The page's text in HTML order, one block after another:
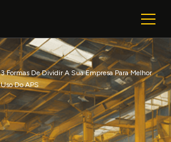
3 Formas De Dividir A Sua Empresa Para Melhor
Uso Do APS